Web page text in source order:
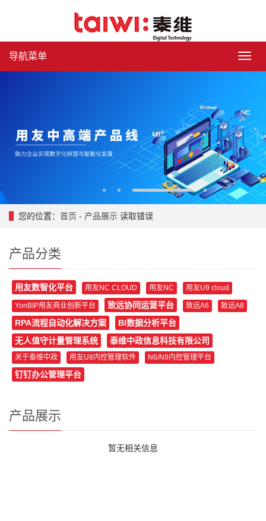
导
导航菜单
4
您的位置： 首页 - 产品展示 读取错误
产品分类
用友数智化平台 用友NC CLOUD 用友NC 用友U9 cloud
YonBIP用友商业创新平台 致远协同运营平台 致远A6 致远A8
RPA流程自动化解决方案
BI数据分析平台
无人值守计量管理系统
泰维中政信息科技有限公司
关于泰维中政 用友U8内控管理软件 N6/N9内控管理平台
钉钉办公管理平台
产品展示
暂无相关信息